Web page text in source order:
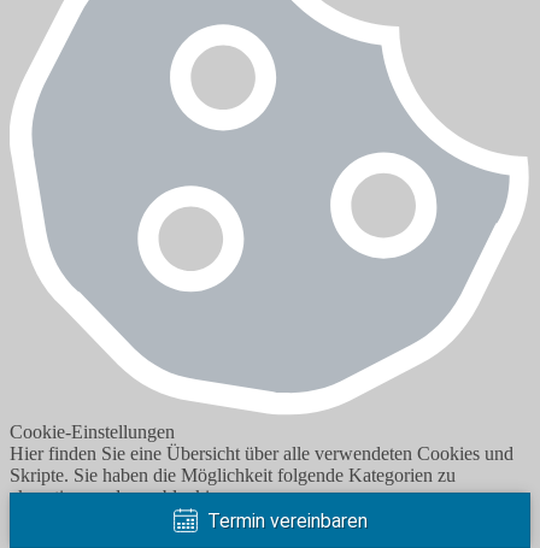
Cookie-Einstellungen
Hier finden Sie eine Übersicht über alle verwendeten Cookies und
Skripte. Sie haben die Möglichkeit folgende Kategorien zu
akzeptieren oder zu blockieren.
Termin vereinbaren